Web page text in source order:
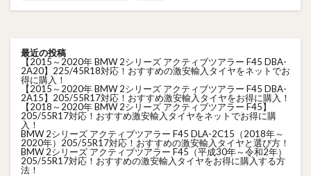
最近の投稿
【2015～2020年 BMW 2シリーズ アクティブツアラー F45 DBA-
2A20】225/45R18対応！おすすめの激安輸入タイヤをネットでお
得に購入！
【2015～2020年 BMW 2シリーズ アクティブツアラー F45 DBA-
2A15】205/55R17対応！おすすめ激安輸入タイヤをお得に購入！
【2018～2020年 BMW 2シリーズ アクティブツアラー F45】
205/55R17対応！おすすめ激安輸入タイヤをネットでお得に購
入！
BMW 2シリーズ アクティブツアラー F45 DLA-2C15（2018年～
2020年）205/55R17対応！おすすめの激安輸入タイヤと選び方！
BMW 2シリーズ アクティブツアラー F45（平成30年～令和2年）
205/55R17対応！おすすめの激安輸入タイヤをお得に購入する方
法！